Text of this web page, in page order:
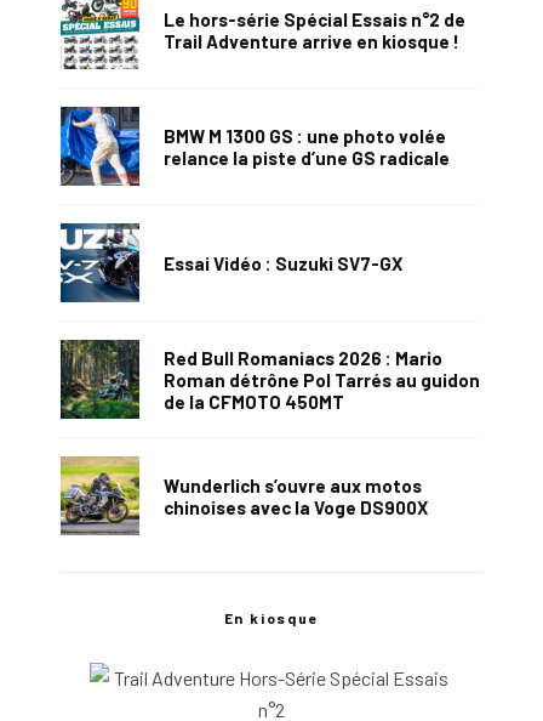
Le hors-série Spécial Essais n°2 de
Trail Adventure arrive en kiosque !
BMW M 1300 GS : une photo volée
relance la piste d’une GS radicale
Essai Vidéo : Suzuki SV7-GX
Red Bull Romaniacs 2026 : Mario
Roman détrône Pol Tarrés au guidon
de la CFMOTO 450MT
Wunderlich s’ouvre aux motos
chinoises avec la Voge DS900X
En kiosque